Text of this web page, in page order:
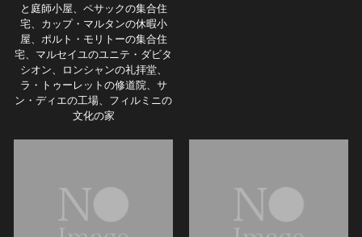
と庭師小屋、ペサックの集合住
宅、カップ・マルタンの休暇小
屋、ポルト・モリトーの集合住
宅、マルセイユのユニテ・ダビタ
シオン、ロンシャンの礼拝堂、
ラ・トゥーレットの修道院、サ
ン・ディエの工場、フィルミニの
文化の家